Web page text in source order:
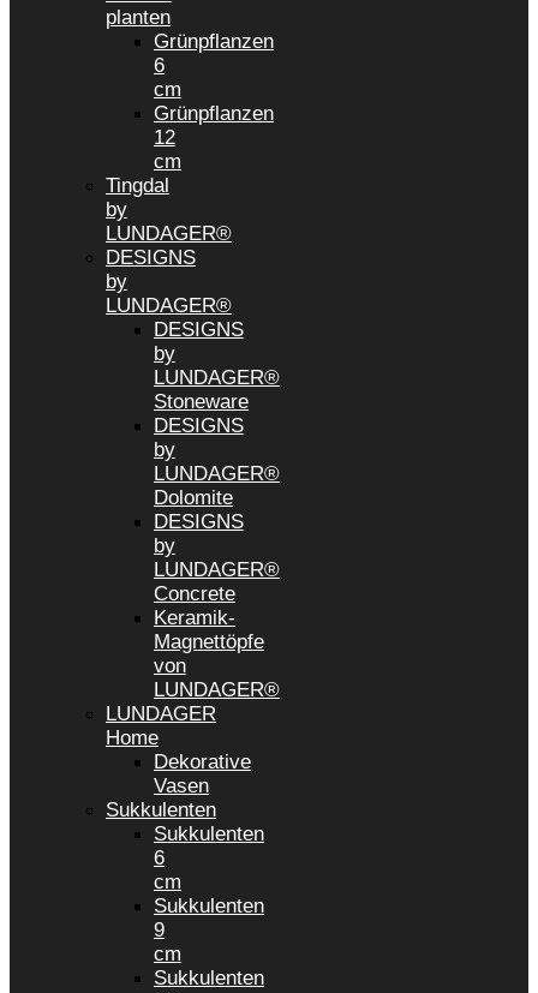
planten
Grünpflanzen
6
cm
Grünpflanzen
12
cm
Tingdal
by
LUNDAGER®
DESIGNS
by
LUNDAGER®
DESIGNS
by
LUNDAGER®
Stoneware
DESIGNS
by
LUNDAGER®
Dolomite
DESIGNS
by
LUNDAGER®
Concrete
Keramik-
Magnettöpfe
von
LUNDAGER®
LUNDAGER
Home
Dekorative
Vasen
Sukkulenten
Sukkulenten
6
cm
Sukkulenten
9
cm
Sukkulenten